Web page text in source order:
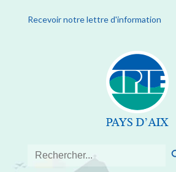
Recevoir notre lettre d'information
Search
for: